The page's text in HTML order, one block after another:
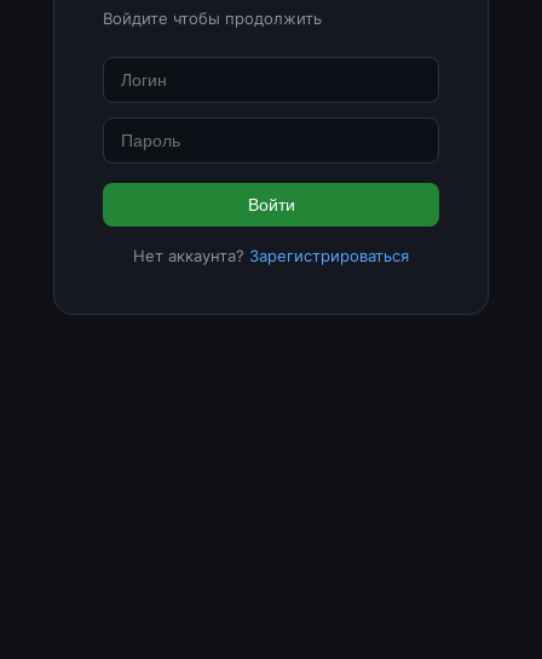
Войдите чтобы продолжить
Войти
Нет аккаунта? Зарегистрироваться